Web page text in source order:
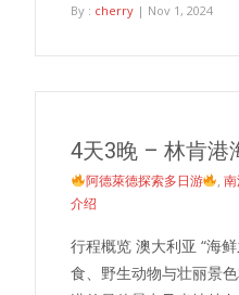
By : cherry | Nov 1, 2024
4天3晚 – 林肯港
阿德萊德探索多日游 ,
介绍
行程概览 澳大利亚 “海
食、野生动物与壮丽景